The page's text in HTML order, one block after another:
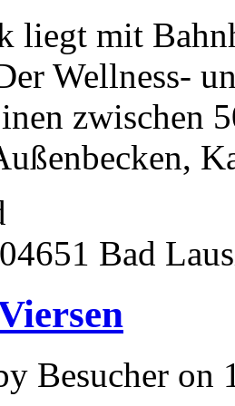
liegt mit
Wellness-
zwischen
Bad
Besucher on